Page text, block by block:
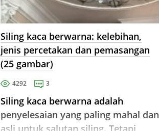
Siling kaca berwarna: kelebihan,
jenis percetakan dan pemasangan
(25 gambar)
4292 3
Siling kaca berwarna adalah
penyelesaian yang paling mahal dan